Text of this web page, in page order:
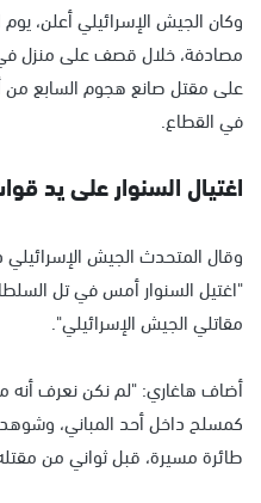
وكان الجيش الإسرائيلي أعلن،
مصادفة، خلال قصف على منزل
على مقتل صانع هجوم السابع من
في القطاع.
اغتيال السنوار على يد
وقال المتحدث الجيش
"اغتيل السنوار أمس في تل
مقاتلي الجيش الإسرائيلي".
أضاف هاغاري: "لم نكن نعرف أنه
كمسلح داخل أحد المباني،
طائرة مسيرة، قبل ثواني من